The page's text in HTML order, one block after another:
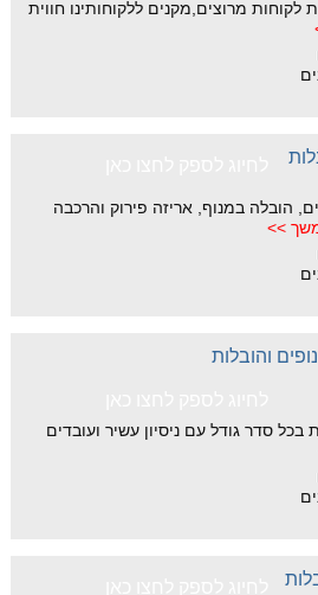
ומאות לקוחות מרוצים,מקנים ללקוחותינו חווית
הובלה במנוף, אריזה פירוק והרכבה
>>
והובלות
סדר גודל עם ניסיון עשיר ועובדים